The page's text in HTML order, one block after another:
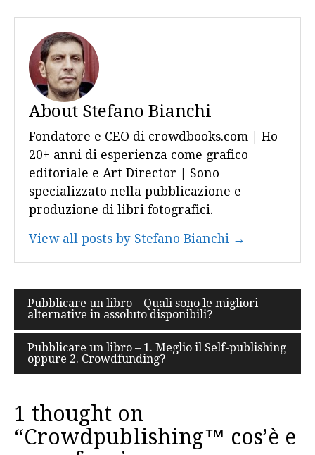
About Stefano Bianchi
Fondatore e CEO di crowdbooks.com | Ho
20+ anni di esperienza come grafico
editoriale e Art Director | Sono
specializzato nella pubblicazione e
produzione di libri fotografici.
View all posts by Stefano Bianchi →
Navigazione
articoli
Pubblicare un libro – Quali sono le migliori
alternative in assoluto disponibili?
Pubblicare un libro – 1. Meglio il Self-publishing
oppure 2. Crowdfunding?
1 thought on
“Crowdpublishing™ cos’è e